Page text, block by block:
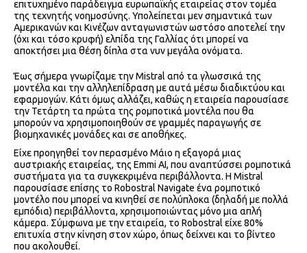
επιτυχημένο παράδειγμα ευρωπαϊκής εταιρείας στον τομέα
της τεχνητής νοημοσύνης. Υπολείπεται μεν σημαντικά των
Αμερικανών και Κινέζων ανταγωνιστών ωστόσο αποτελεί την
(όχι και τόσο κρυφή) ελπίδα της Γαλλίας ότι μπορεί να
αποκτήσει μια θέση δίπλα στα νυν μεγάλα ονόματα.
Έως σήμερα γνωρίζαμε την Mistral από τα γλωσσικά της
μοντέλα και την αλληλεπίδραση με αυτά μέσω διαδικτύου και
εφαρμογών. Κάτι όμως αλλάζει, καθώς η εταιρεία παρουσίασε
την Τετάρτη τα πρώτα της ρομποτικά μοντέλα που θα
μπορούν να χρησιμοποιηθούν σε γραμμές παραγωγής σε
βιομηχανικές μονάδες και σε αποθήκες.
Είχε προηγηθεί τον περασμένο Μάιο η εξαγορά μιας
αυστριακής εταιρείας, της Emmi AI, που αναπτύσσει ρομποτικά
συστήματα για τα συγκεκριμένα περιβάλλοντα. Η Mistral
παρουσίασε επίσης το Robostral Navigate ένα ρομποτικό
μοντέλο που μπορεί να κινηθεί σε πολύπλοκα (δηλαδή με πολλά
εμπόδια) περιβάλλοντα, χρησιμοποιώντας μόνο μια απλή
κάμερα. Σύμφωνα με την εταιρεία, το Robostral είχε 80%
επιτυχία στην κίνηση στον χώρο, όπως δείχνει και το βίντεο
που ακολουθεί.